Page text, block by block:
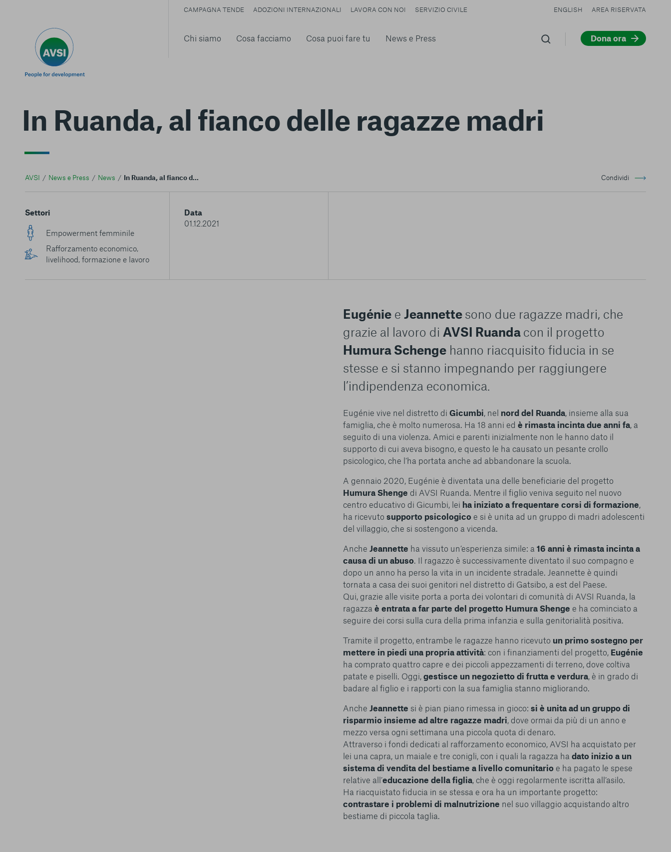
Centro preferenze sulla privacy
I cookie e altre tecnologie simili sono una parte fondamentale del funzionamento
della nostra Piattaforma. L’obiettivo principale dei cookie è rendere l’esperienza di
navigazione più comoda ed efficiente, nonché consentirci di migliorare i nostri
servizi e la Piattaforma stessa. Inoltre, i cookie vengono utilizzati per mostrare
Chi siamo Cosa facciamo Cosa puoi fare tu News e Press Dona ora
CAMPAGNA TENDE ADOZIONI INTERNAZIONALI LAVORA CON NOI SERVIZIO CIVILE ENGLISH AREA RISERVATA
In Ruanda, al fianco delle ragazze madri
AVSI News e Press News In Ruanda, al fianco delle ragazze madri Condividi
Settori
Empowerment femminile
Rafforzamento economico,
livelihood, formazione e lavoro
Data
01.12.2021
Eugéniee Jeannette sono due ragazze madri, che
grazie al lavoro di AVSI Ruanda con il progetto
Humura Schengehanno riacquisito fiducia in se
stesse e si stanno impegnando per raggiungere
l’indipendenza economica.
Eugénie vive nel distretto di Gicumbi, nel nord del Ruanda, insieme alla sua
famiglia, che è molto numerosa. Ha 18 anni ed è rimasta incinta due anni fa, a
seguito di una violenza. Amici e parenti inizialmente non le hanno dato il
supporto di cui aveva bisogno, e questo le ha causato un pesante crollo
psicologico, che l’ha portata anche ad abbandonare la scuola.
A gennaio 2020, Eugénie è diventata una delle beneficiarie del progetto
Humura Shenge di AVSI Ruanda. Mentre il figlio veniva seguito nel nuovo
centro educativo di Gicumbi, lei ha iniziato a frequentare corsi di formazione,
ha ricevuto supporto psicologico e si è unita ad un gruppo di madri adolescenti
del villaggio, che si sostengono a vicenda.
Anche Jeannette ha vissuto un’esperienza simile: a 16 anni è rimasta incinta a
causa di un abuso. Il ragazzo è successivamente diventato il suo compagno e
dopo un anno ha perso la vita in un incidente stradale. Jeannette è quindi
tornata a casa dei suoi genitori nel distretto di Gatsibo, a est del Paese.
Qui, grazie alle visite porta a porta dei volontari di comunità di AVSI Ruanda, la
ragazza è entrata a far parte del progetto Humura Shenge e ha cominciato a
seguire dei corsi sulla cura della prima infanzia e sulla genitorialità positiva.
Tramite il progetto, entrambe le ragazze hanno ricevuto un primo sostegno per
mettere in piedi una propria attività: con i finanziamenti del progetto, Eugénie
ha comprato quattro capre e dei piccoli appezzamenti di terreno, dove coltiva
patate e piselli. Oggi,gestisce un negozietto di frutta e verdura, è in grado di
badare al figlio e i rapporti con la sua famiglia stanno migliorando.
Anche Jeannette si è pian piano rimessa in gioco: si è unita ad un gruppo di
risparmio insieme ad altre ragazze madri, dove ormai da più di un anno e
mezzo versa ogni settimana una piccola quota di denaro.
Attraverso i fondi dedicati al rafforzamento economico, AVSI ha acquistato per
lei una capra, un maiale e tre conigli, con i quali la ragazza ha dato inizio a un
sistema di vendita del bestiame a livello comunitarioe ha pagato le spese
relative all’educazione della figlia, che è oggi regolarmente iscritta all’asilo.
Ha riacquistato fiducia in se stessa e ora ha un importante progetto:
contrastare i problemi di malnutrizione nel suo villaggio acquistando altro
bestiame di piccola taglia.